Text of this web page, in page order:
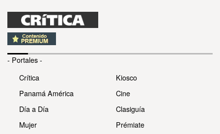
- Portales -
Crítica
Panamá América
Día a Día
Mujer
Kiosco
Cine
Clasiguía
Prémiate